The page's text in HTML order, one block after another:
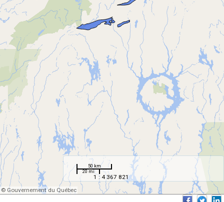
50 km
20 mi
1 : 4 367 821
© Gouvernement du Québec